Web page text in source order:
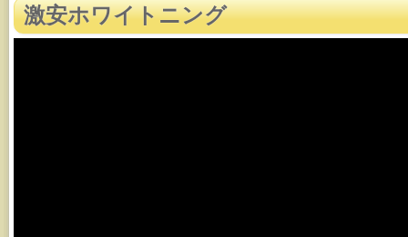
激安ホワイトニング